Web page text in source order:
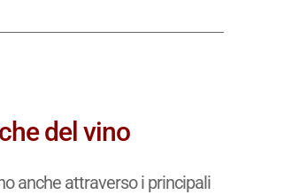
del vino
anche attraverso i principali